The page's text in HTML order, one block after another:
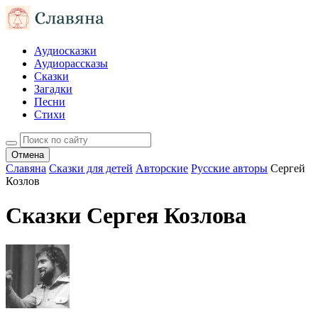
Аудиосказки
Аудиорассказы
Сказки
Загадки
Песни
Стихи
Отмена
Славяна Сказки для детей Авторские Русские авторы Сергей
Козлов
Сказки Сергея Козлова